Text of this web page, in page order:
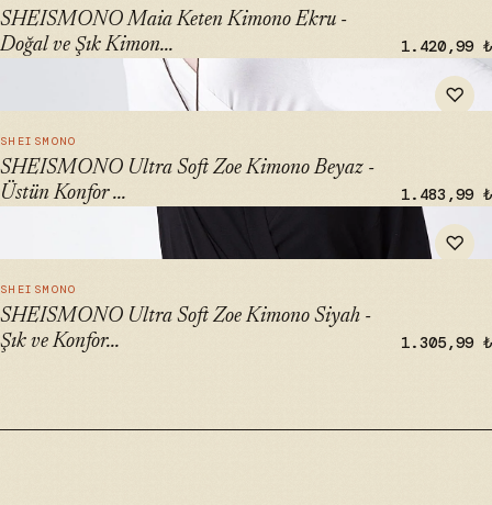
SHEISMONO Maia Keten Kimono Ekru -
Doğal ve Şık Kimon...
1.420,99 ₺
♡
" alt="SHEISMONO Ultra Soft Zoe Kimono Beyaz - Üstün
Konfor ve Stil" loading="lazy">
SHEISMONO
SHEISMONO Ultra Soft Zoe Kimono Beyaz -
Üstün Konfor ...
1.483,99 ₺
♡
" alt="SHEISMONO Ultra Soft Zoe Kimono Siyah - Şık ve
Konforlu Kimono" loading="lazy">
SHEISMONO
SHEISMONO Ultra Soft Zoe Kimono Siyah -
Şık ve Konfor...
1.305,99 ₺